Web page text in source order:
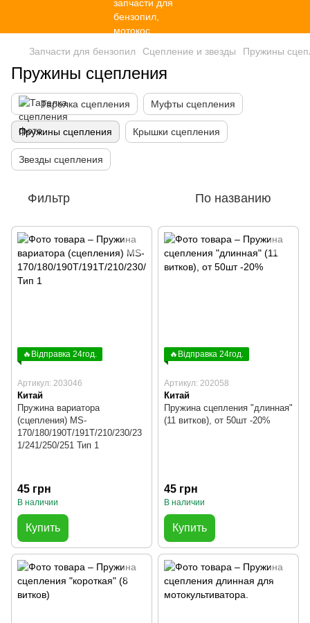
Запчасти для бензопил Сцепление и звезды Пружины
Пружины сцепления
Тарелка сцепления Муфты сцепления
Пружины сцепления Крышки сцепления
Звезды сцепления
Фильтр По названию
🔥Відправка 24год.
Артикул: 203046
Китай
Пружина вариатора
(сцепления) MS-
170/180/190T/191T/210/230/23
1/241/250/251 Тип 1
45 грн
В наличии
Купить
🔥Відправка 24год.
Артикул: 202058
Китай
Пружина сцепления "длинная"
(11 витков), от 50шт -20%
45 грн
В наличии
Купить